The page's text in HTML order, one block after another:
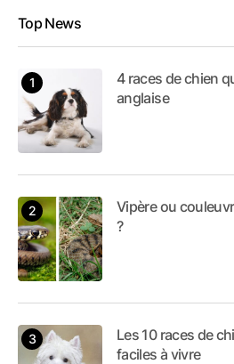
Top News
4 races de chien
anglaise
Vipère ou
?
Les 10 races de
faciles à vivre